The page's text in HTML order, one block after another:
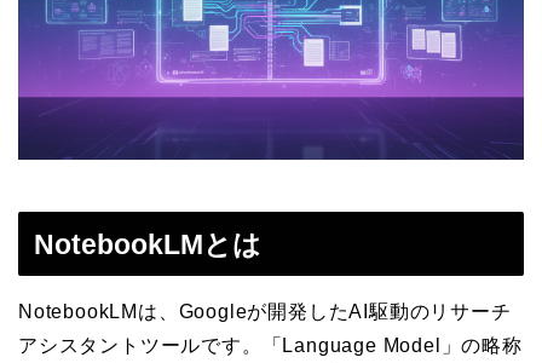
NotebookLMとは
NotebookLMは、Googleが開発したAI駆動のリサーチ
アシスタントツールです。「Language Model」の略称